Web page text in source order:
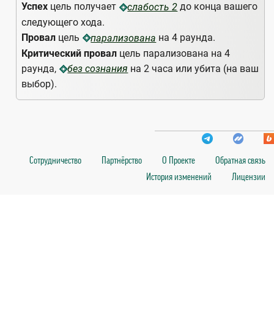
Успех цель получает слабость 2 до конца вашего
следующего хода.
Провал цель парализована на 4 раунда.
Критический провал цель парализована на 4
раунда,
без сознания на 2 часа или убита (на ваш
выбор).
Сотрудничество Партнёрство О Проекте
Обратная связь
История изменений
Лицензии